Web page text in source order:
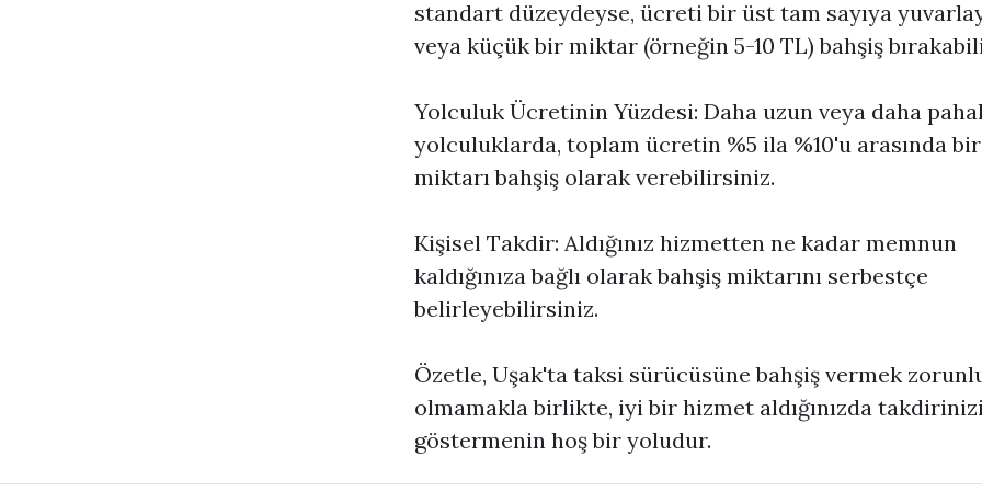
standart düzeydeyse, ücreti bir üst tam sayıya
veya küçük bir miktar (örneğin 5-10 TL) bahşiş
Yolculuk Ücretinin Yüzdesi: Daha uzun veya daha
yolculuklarda, toplam ücretin %5 ila %10'u arasında bir
miktarı bahşiş olarak verebilirsiniz.
Kişisel Takdir: Aldığınız hizmetten ne kadar memnun
kaldığınıza bağlı olarak bahşiş miktarını serbestçe
belirleyebilirsiniz.
Özetle, Uşak'ta taksi sürücüsüne bahşiş vermek
olmamakla birlikte, iyi bir hizmet aldığınızda
göstermenin hoş bir yoludur.